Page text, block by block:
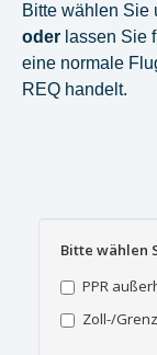
Bitte wählen Sie
oder lassen Sie
eine normale
REQ handelt.